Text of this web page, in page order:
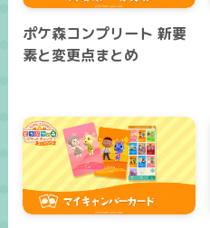
ポケ森コンプリート 新要
素と変更点まとめ